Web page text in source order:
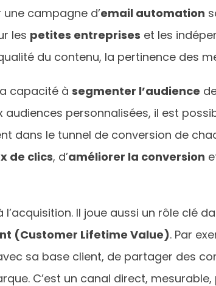
campagne d’email automation
les petites entreprises et les
du contenu, la pertinence des
capacité à segmenter l’audience
audiences personnalisées, il est
dans le tunnel de conversion de
de clics, d’améliorer la conversion
Il joue aussi un rôle clé
(Customer Lifetime Value). Par
sa base client, de partager des
C’est un canal direct,